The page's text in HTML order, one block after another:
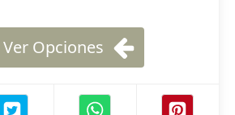
Ver Opciones